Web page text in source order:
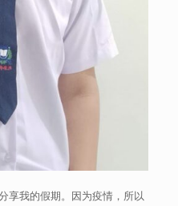
享我的假期。因为疫情，所以